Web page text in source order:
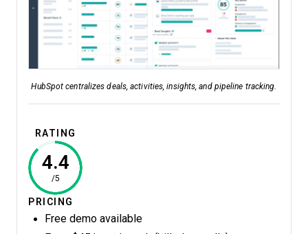
HubSpot centralizes deals, activities, insights, and pipeline tracking.
RATING
4.4
/5
PRICING
Free demo available